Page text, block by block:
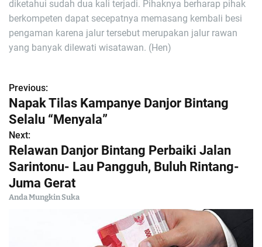
diketahui sudah dua kali terjadi. Pihaknya berharap pihak
berkompeten dapat secepatnya memasang kembali besi
pengaman karena jalur tersebut merupakan jalur rawan
yang banyak dilewati wisatawan. (Hen)
N
a
v
i
g
Previous:
Napak Tilas Kampanye Danjor Bintang
Selalu “Menyala”
Next:
Relawan Danjor Bintang Perbaiki Jalan
Sarintonu- Lau Pangguh, Buluh Rintang-
Juma Gerat
Anda Mungkin Suka